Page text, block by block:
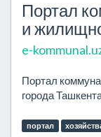
Портал
и
e-
Портал
города
портал